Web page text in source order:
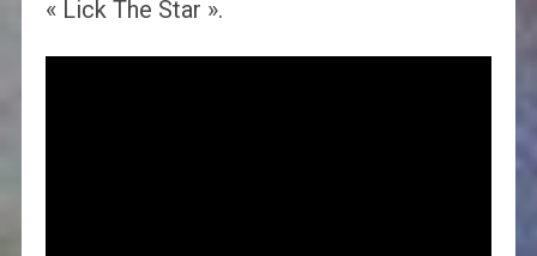
« Lick The Star ».